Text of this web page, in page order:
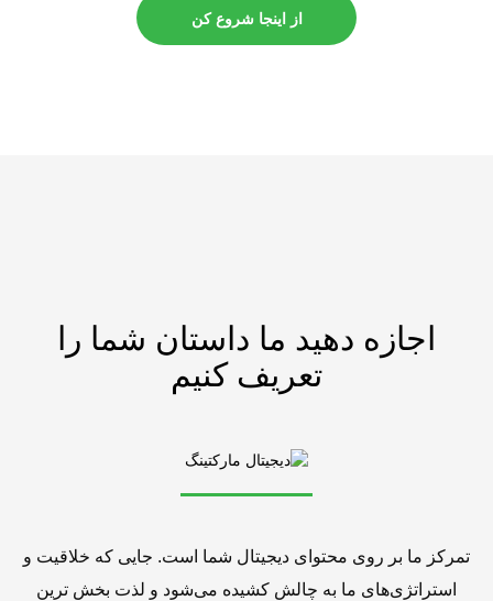
از اینجا شروع کن
اجازه دهید ما داستان شما را
تعریف کنیم
تمرکز ما بر روی محتوای دیجیتال شما است. جایی که خلاقیت و
استراتژی‌های ما به چالش کشیده می‌شود و لذت بخش ترین